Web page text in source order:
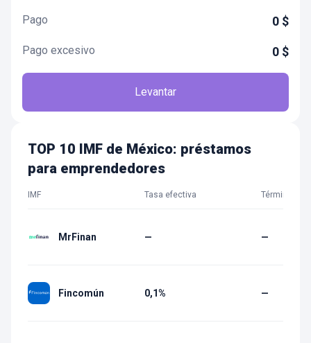
Pago 0 $
Pago excesivo 0 $
Levantar
TOP 10 IMF de México: préstamos
para emprendedores
IMF Tasa efectiva Término
MrFinan — —
Fincomún 0,1% —